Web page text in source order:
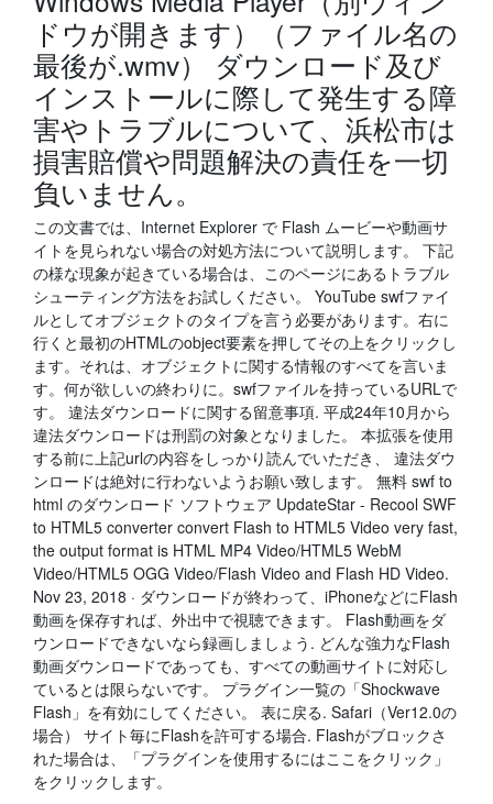
ドウが開きます）（ファイル名の
最後が.wmv） ダウンロード及び
インストールに際して発生する障
害やトラブルについて、浜松市は
損害賠償や問題解決の責任を一切
負いません。
この文書では、Internet Explorer で Flash ムービーや動画サ
イトを見られない場合の対処方法について説明します。 下記
の様な現象が起きている場合は、このページにあるトラブル
シューティング方法をお試しください。 YouTube swfファイ
ルとしてオブジェクトのタイプを言う必要があります。右に
行くと最初のHTMLのobject要素を押してその上をクリックし
ます。それは、オブジェクトに関する情報のすべてを言いま
す。何が欲しいの終わりに。swfファイルを持っているURLで
す。 違法ダウンロードに関する留意事項. 平成24年10月から
違法ダウンロードは刑罰の対象となりました。 本拡張を使用
する前に上記urlの内容をしっかり読んでいただき、 違法ダウ
ンロードは絶対に行わないようお願い致します。 無料 swf to
html のダウンロード ソフトウェア UpdateStar - Recool SWF
to HTML5 converter convert Flash to HTML5 Video very fast,
the output format is HTML MP4 Video/HTML5 WebM
Video/HTML5 OGG Video/Flash Video and Flash HD Video.
Nov 23, 2018 · ダウンロードが終わって、iPhoneなどにFlash
動画を保存すれば、外出中で視聴できます。 Flash動画をダ
ウンロードできないなら録画しましょう. どんな強力なFlash
動画ダウンロードであっても、すべての動画サイトに対応し
ているとは限らないです。 プラグイン一覧の「Shockwave
Flash」を有効にしてください。 表に戻る. Safari（Ver12.0の
場合） サイト毎にFlashを許可する場合. Flashがブロックさ
れた場合は、「プラグインを使用するにはここをクリック」
をクリックします。